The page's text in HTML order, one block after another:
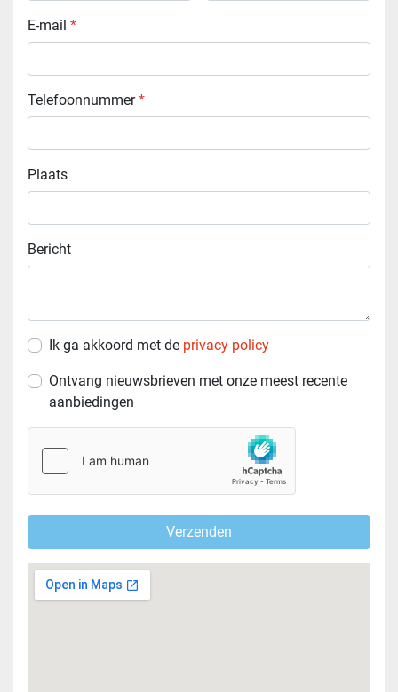
E-mail *
Telefoonnummer*
Plaats
Bericht
Ik ga akkoord met de privacy policy
Ontvang nieuwsbrieven met onze meest recente
aanbiedingen
Verzenden